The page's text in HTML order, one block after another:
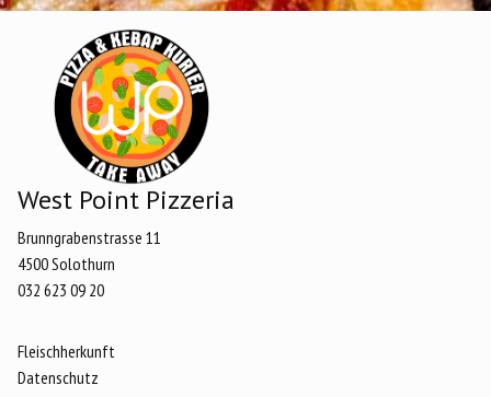
West Point Pizzeria
Brunngrabenstrasse 11
4500 Solothurn
032 623 09 20
Fleischherkunft
Datenschutz